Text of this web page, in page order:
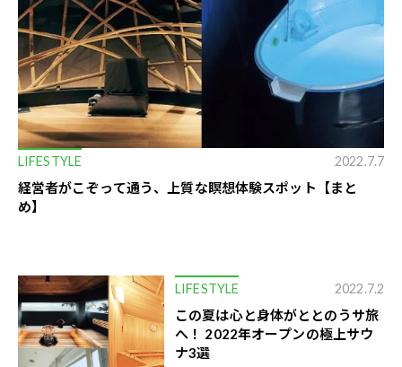
LIFESTYLE 2022.7.7
経営者がこぞって通う、上質な瞑想体験スポット【まと
め】
LIFESTYLE 2022.7.2
この夏は心と身体がととのうサ旅
へ！ 2022年オープンの極上サウ
ナ3選